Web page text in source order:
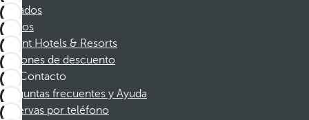
Afiliados
Socios
Dorint Hotels & Resorts
Cupones de descuento
Contacto
Preguntas frecuentes y Ayuda
Reservas por teléfono